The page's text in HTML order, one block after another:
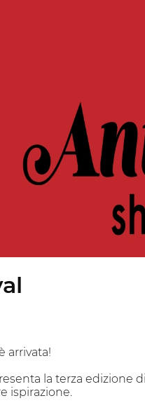
arrivata!
la terza
ispirazione.